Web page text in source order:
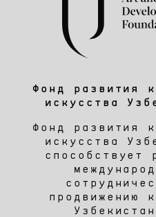
Фонд развития
искусства
Фонд развития
искусства
способствует
продвижению